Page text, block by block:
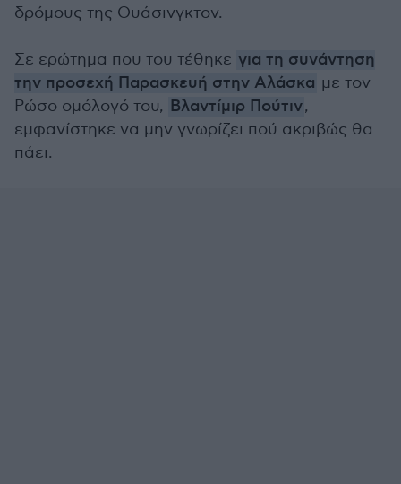
δρόμους της Ουάσινγκτον.
Σε ερώτημα που του τέθηκε για τη συνάντηση
την προσεχή Παρασκευή στην Αλάσκα με τον
Ρώσο ομόλογό του, Βλαντίμιρ Πούτιν,
εμφανίστηκε να μην γνωρίζει πού ακριβώς θα
πάει.